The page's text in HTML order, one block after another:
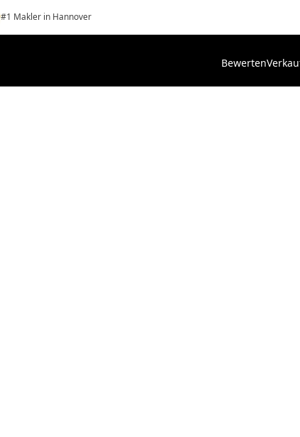
#1 Makler in Hannover
Bewerten